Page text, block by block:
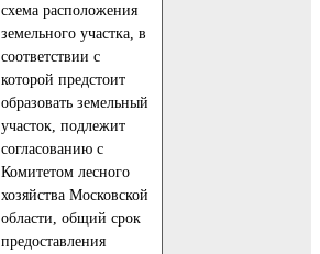
схема расположения
земельного участка, в
соответствии с
которой предстоит
образовать земельный
участок, подлежит
согласованию с
Комитетом лесного
хозяйства Московской
области, общий срок
предоставления